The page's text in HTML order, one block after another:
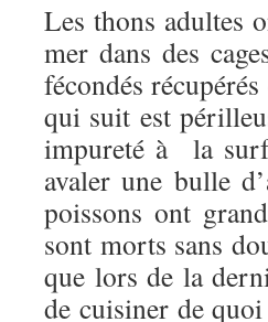
Les thons adultes
mer dans des
fécondés
qui suit est
impureté à la
avaler une bulle
poissons ont
sont morts sans
que lors de la
de cuisiner de